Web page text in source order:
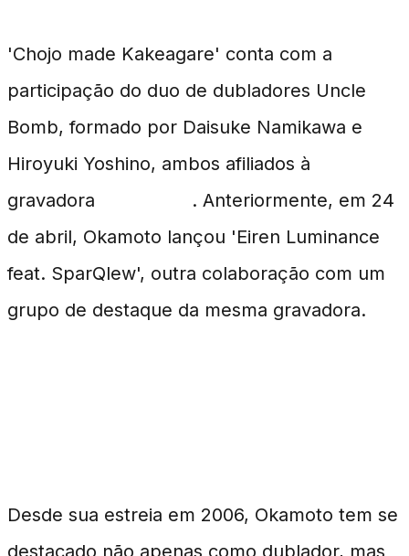
'Chojo made Kakeagare' conta com a
participação do duo de dubladores Uncle
Bomb, formado por Daisuke Namikawa e
Hiroyuki Yoshino, ambos afiliados à
gravadora
. Anteriormente, em 24
de abril, Okamoto lançou 'Eiren Luminance
feat. SparQlew', outra colaboração com um
grupo de destaque da mesma gravadora.
Desde sua estreia em 2006, Okamoto tem se
destacado não apenas como dublador, mas